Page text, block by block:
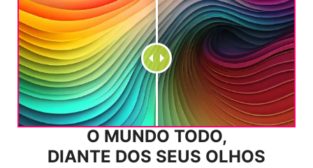
O MUNDO TODO,
DIANTE DOS SEUS OLHOS
Imagem processada para fins publicitários.